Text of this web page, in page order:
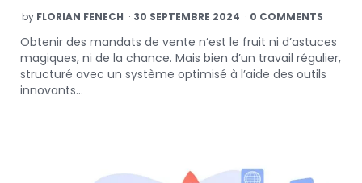
POSTED
BY
by FLORIAN FENECH 30 SEPTEMBRE 2024 0 COMMENTS
Obtenir des mandats de vente n’est le fruit ni d’astuces
magiques, ni de la chance. Mais bien d’un travail régulier,
structuré avec un système optimisé à l’aide des outils
innovants…